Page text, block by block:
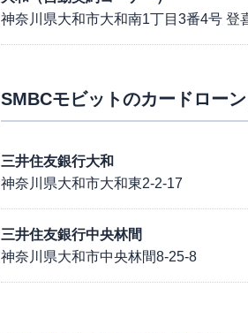
神奈川県大和市大和南1丁目3番4号 登
SMBCモビットのカードロー
三井住友銀行大和
神奈川県大和市大和東2-2-17
三井住友銀行中央林間
神奈川県大和市中央林間8-25-8